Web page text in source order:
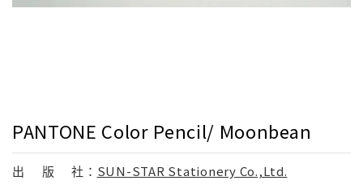
PANTONE Color Pencil/ Moonbean
出 版 社： SUN-STAR Stationery Co.,Ltd.